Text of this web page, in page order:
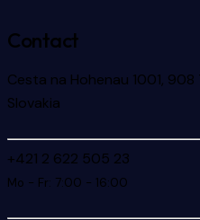
Contact
Cesta na Hohenau 1001,
Slovakia
+421 2 622 505 23
Mo - Fr: 7:00 - 16:00